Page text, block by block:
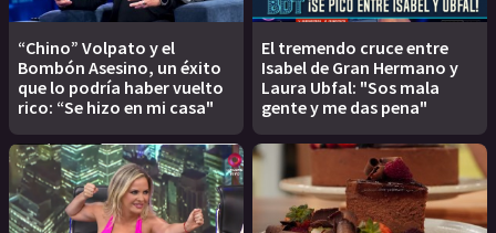
“Chino” Volpato y el
Bombón Asesino, un éxito
que lo podría haber vuelto
rico: “Se hizo en mi casa"
El tremendo cruce entre
Isabel de Gran Hermano y
Laura Ubfal: "Sos mala
gente y me das pena"